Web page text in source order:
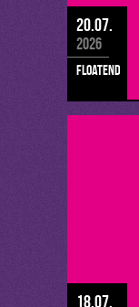
20.07.
2026
floatend
18.07.